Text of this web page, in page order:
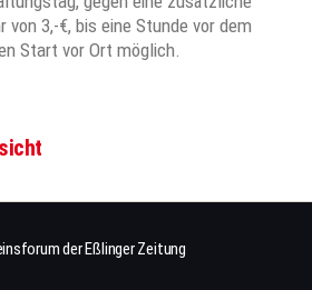
von 3,-€, bis eine Stunde vor dem
Start vor Ort möglich.
der Eßlinger Zeitung